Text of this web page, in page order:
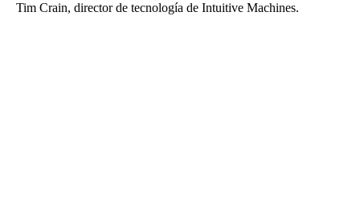
Tim Crain, director de tecnología de Intuitive Machines.